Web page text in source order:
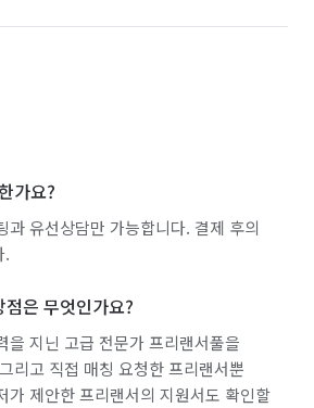
가요?
과 유선상담만 가능합니다. 결제 후의
.
은 무엇인가요?
을 지닌 고급 전문가 프리랜서풀을
리고 직접 매칭 요청한 프리랜서뿐
가 제안한 프리랜서의 지원서도 확인할